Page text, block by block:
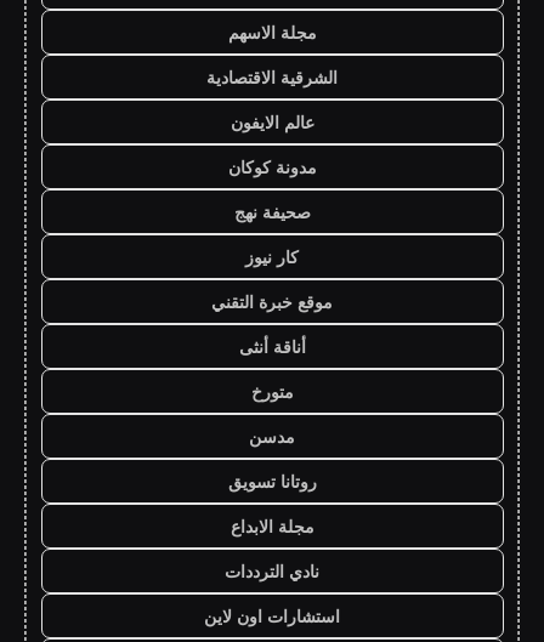
مجلة الاسهم
الشرقية الاقتصادية
عالم الايفون
مدونة كوكان
صحيفة نهج
كار نيوز
موقع خبرة التقني
أناقة أنثى
متورخ
مدسن
روتانا تسويق
مجلة الابداع
نادي الترددات
استشارات اون لاين